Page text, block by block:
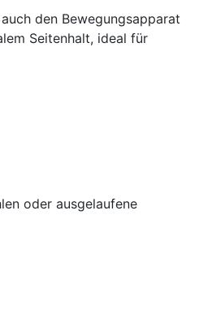
den Bewegungsapparat
Seitenhalt, ideal für
oder ausgelaufene